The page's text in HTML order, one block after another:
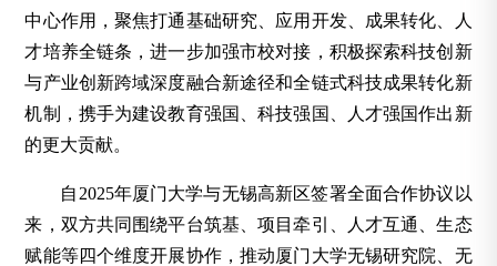
中心作用，聚焦打通基础研究、应用开发、成果转化、人
才培养全链条，进一步加强市校对接，积极探索科技创新
与产业创新跨域深度融合新途径和全链式科技成果转化新
机制，携手为建设教育强国、科技强国、人才强国作出新
的更大贡献。
自2025年厦门大学与无锡高新区签署全面合作协议以
来，双方共同围绕平台筑基、项目牵引、人才互通、生态
赋能等四个维度开展协作，推动厦门大学无锡研究院、无